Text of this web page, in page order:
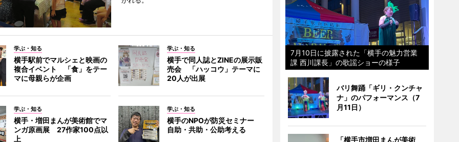
学ぶ・知る
横手駅前でマルシェと映画の
複合イベント 「食」をテー
マに母親らが企画
学ぶ・知る
横手で同人誌とZINEの展示販
売会 「ハッコウ」テーマに
20人が出展
学ぶ・知る
横手・増田まんが美術館でマ
ンガ原画展 27作家100点以
上
学ぶ・知る
横手のNPOが防災セミナー
自助・共助・公助考える
7月10日に披露された「横手の魅力営業
課 西川課長」の歌謡ショーの様子
バリ舞踊「ギリ・クンチャ
ナ」のパフォーマンス（7
月11日）
「横手市増田まんが美術